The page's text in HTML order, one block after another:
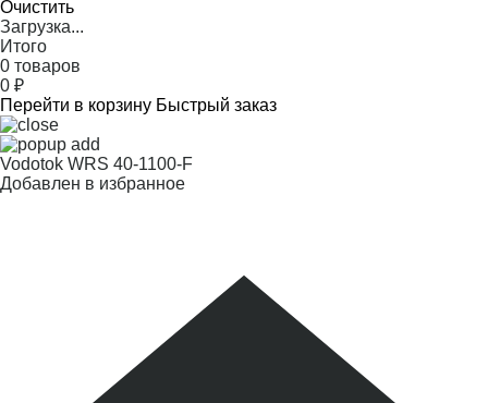
Очистить
Загрузка...
Итого
0 товаров
0 ₽
Перейти в корзину Быстрый заказ
Vodotok WRS 40-1100-F
Добавлен в избранное